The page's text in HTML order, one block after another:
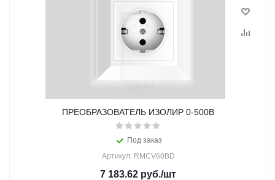
ПРЕОБРАЗОВАТЕЛЬ ИЗОЛИР 0-500В
Под заказ
Артикул: RMCV60BD
7 183.62 руб./шт